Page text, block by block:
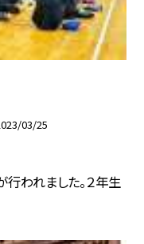
03/25
行われました。２年生